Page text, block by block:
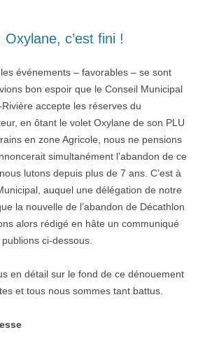
c’est fini !
événements – favorables – se sont
bon espoir que le Conseil Municipal
accepte les réserves du
en ôtant le volet Oxylane de son PLU
en zone Agricole, nous ne pensions
simultanément l’abandon de ce
lutons depuis plus de 7 ans. C’est à
auquel une délégation de notre
la nouvelle de l’abandon de Décathlon
alors rédigé en hâte un communiqué
ci-dessous.
en détail sur le fond de ce dénouement
et tous nous sommes tant battus.